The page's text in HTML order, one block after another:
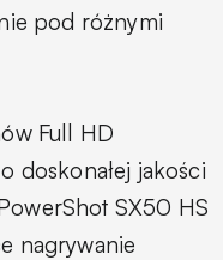
pod różnymi
Full HD
doskonałej jakości
SX50 HS
nagrywanie